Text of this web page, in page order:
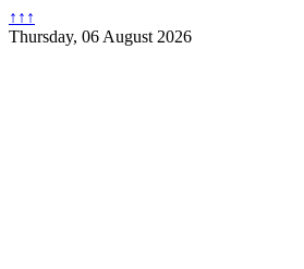
↑↑↑
Thursday, 06 August 2026